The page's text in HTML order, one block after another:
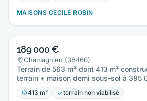
MAISONS CECILE ROBIN
189 000 €
Chamagnieu (38460)
Terrain de 563 m² dont 413 m²
terrain + maison demi sous-sol à 395
Prix…
413 m² terrain non viabilisé